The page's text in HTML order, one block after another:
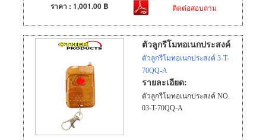
220V 500W (สามารถ
• ตั้งการป้อนรหัสด้วยการอ่าน
คลื่นความถี่จากตัวลูก (1 ชุด
สามารถใช้ตัวลูกได้ถึง 20 ตัว)
• ทำงานในที่โล่งได้ไกล 30
แถมมากับชุด)
• ทำงานในที่โล่งได้ไกล 80
ราคา : 1,001.00 ฿ ติดต่อสอบถาม
ตัวลูกรีโมทอเนกประสงค์
ตัวลูกรีโมทอเนกประสงค์ 3-T-
70QQ-A
รายละเอียด:
ตัวลูกรีโมทอเนกประสงค์ NO.
03-T-70QQ-A